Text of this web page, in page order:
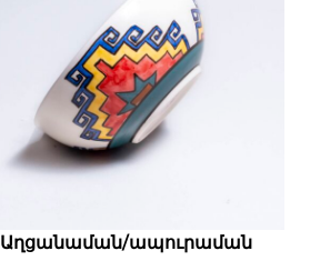
Աղցանաման/ապուրաման